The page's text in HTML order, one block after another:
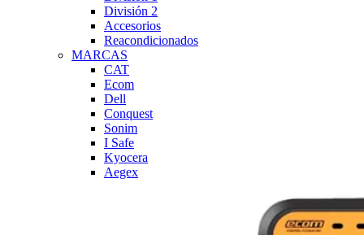
División 2
Accesorios
Reacondicionados
MARCAS
CAT
Ecom
Dell
Conquest
Sonim
I Safe
Kyocera
Aegex